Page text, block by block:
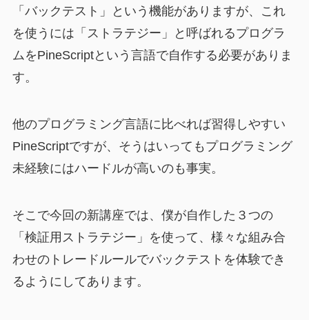
「バックテスト」という機能がありますが、これ
を使うには「ストラテジー」と呼ばれるプログラ
ムをPineScriptという言語で自作する必要がありま
す。
他のプログラミング言語に比べれば習得しやすい
PineScriptですが、そうはいってもプログラミング
未経験にはハードルが高いのも事実。
そこで今回の新講座では、僕が自作した３つの
「検証用ストラテジー」を使って、様々な組み合
わせのトレードルールでバックテストを体験でき
るようにしてあります。